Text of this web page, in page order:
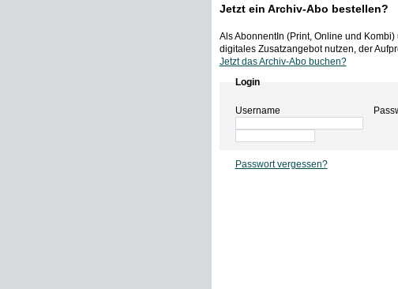
Jetzt ein Archiv-Abo bestellen?
Als AbonnentIn (Print, Online und
digitales Zusatzangebot nutzen, der
Jetzt das Archiv-Abo buchen?
Login
Username
Passwort vergessen?